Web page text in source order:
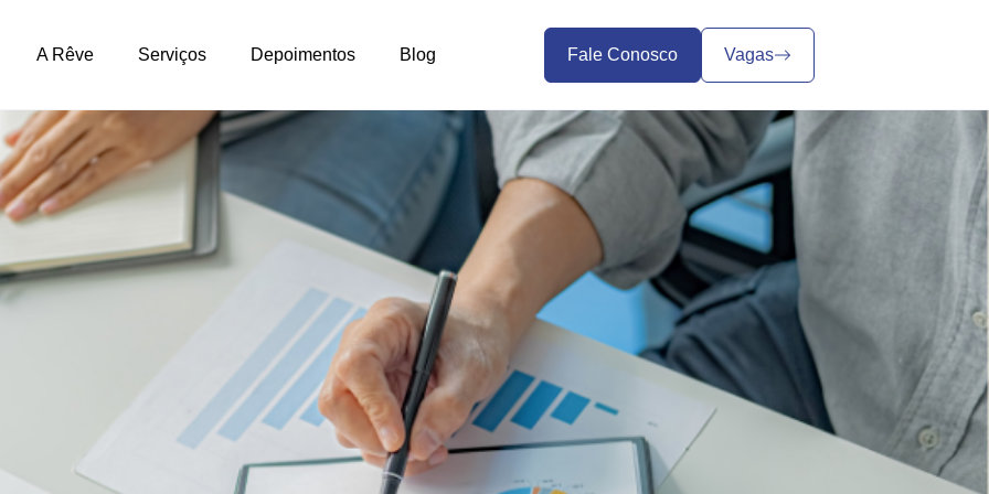
A Rêve Serviços Depoimentos Blog Fale Conosco Vagas